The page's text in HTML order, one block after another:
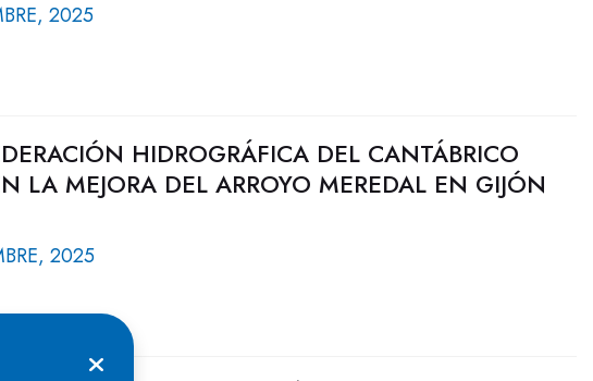
2025
HIDROGRÁFICA DEL CANTÁBRICO
LA MEJORA DEL ARROYO MEREDAL EN GIJÓN
2025